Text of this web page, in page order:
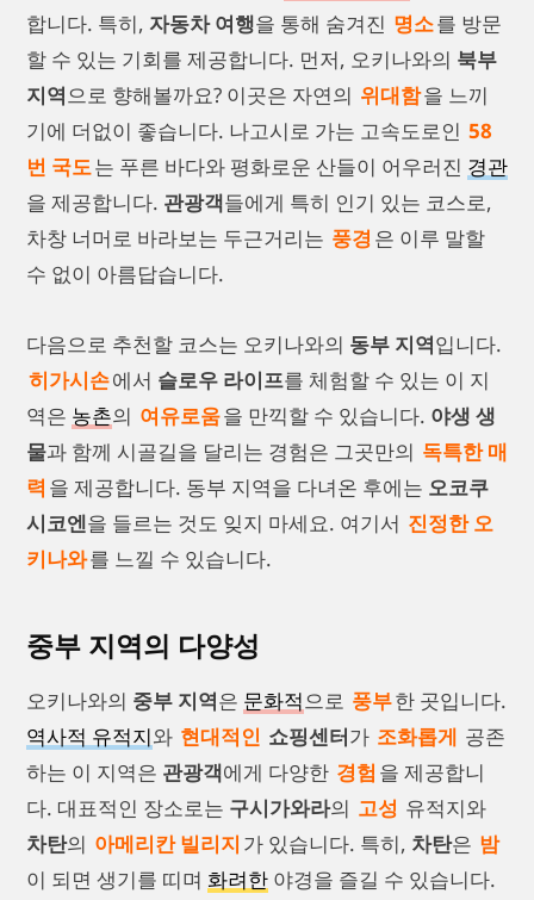
합니다. 특히, 자동차 여행을 통해 숨겨진 명소를 방문
할 수 있는 기회를 제공합니다. 먼저, 오키나와의 북부
지역으로 향해볼까요? 이곳은 자연의 위대함을 느끼
기에 더없이 좋습니다. 나고시로 가는 고속도로인 58
번 국도는 푸른 바다와 평화로운 산들이 어우러진 경관
을 제공합니다. 관광객들에게 특히 인기 있는 코스로,
차창 너머로 바라보는 두근거리는 풍경은 이루 말할
수 없이 아름답습니다.
다음으로 추천할 코스는 오키나와의 동부 지역입니다.
히가시손에서 슬로우 라이프를 체험할 수 있는 이 지
역은 농촌의 여유로움을 만끽할 수 있습니다. 야생 생
물과 함께 시골길을 달리는 경험은 그곳만의 독특한 매
력 을 제공합니다. 동부 지역을 다녀온 후에는 오코쿠
시코엔을 들르는 것도 잊지 마세요. 여기서 진정한 오
키나와를 느낄 수 있습니다.
중부 지역의 다양성
오키나와의 중부 지역은 문화적으로 풍부한 곳입니다.
역사적 유적지와 현대적인 쇼핑센터가 조화롭게 공존
하는 이 지역은 관광객에게 다양한 경험 을 제공합니
다. 대표적인 장소로는 구시가와라의 고성 유적지와
차탄의 아메리칸 빌리지 가 있습니다. 특히, 차탄은 밤
이 되면 생기를 띠며 화려한 야경을 즐길 수 있습니다.